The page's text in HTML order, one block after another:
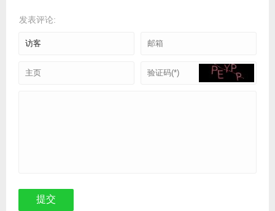
发表评论: